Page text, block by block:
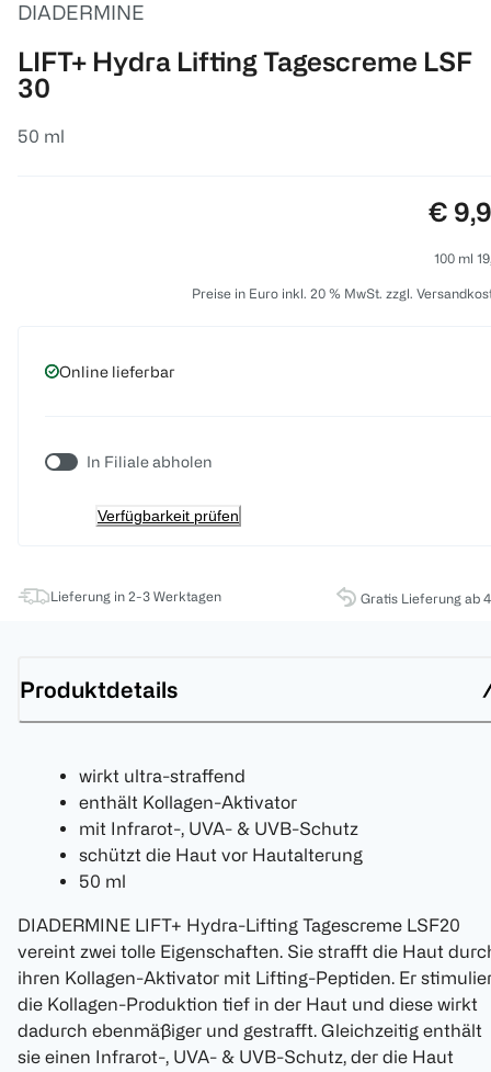
DIADERMINE
LIFT+ Hydra Lifting Tagescreme LSF
30
50 ml
€
100 ml
Preise in Euro inkl. 20 % MwSt. zzgl.
Online lieferbar
In Filiale abholen
Verfügbarkeit prüfen
Lieferung in 2-3 Werktagen Gratis Lieferung ab
Produktdetails
wirkt ultra-straffend
enthält Kollagen-Aktivator
mit Infrarot-, UVA- & UVB-Schutz
schützt die Haut vor Hautalterung
50 ml
DIADERMINE LIFT+ Hydra-Lifting Tagescreme LSF20
vereint zwei tolle Eigenschaften. Sie strafft die Haut
ihren Kollagen-Aktivator mit Lifting-Peptiden. Er
die Kollagen-Produktion tief in der Haut und diese wirkt
dadurch ebenmäßiger und gestrafft. Gleichzeitig enthält
sie einen Infrarot-, UVA- & UVB-Schutz, der die Haut